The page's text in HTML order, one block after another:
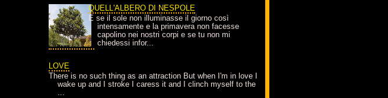
QUELL'ALBERO DI NESPOLE
E se il sole non illuminasse il giorno così
intensamente e la primavera non facesse
capolino nei nostri corpi e se tu non mi
chiedessi infor...
LOVE
There is no such thing as an attraction But when I'm in love I
wake up and I stroke I caress it and I clinch myself to the
...